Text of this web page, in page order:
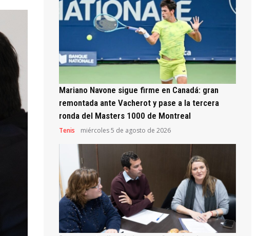
Mariano Navone sigue firme en Canadá: gran
remontada ante Vacherot y pase a la tercera
ronda del Masters 1000 de Montreal
Tenis miércoles 5 de agosto de 2026